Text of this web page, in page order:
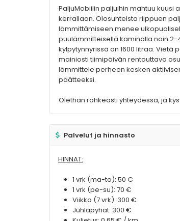
PaljuMobiilin paljuihin mahtuu kuusi
kerrallaan. Olosuhteista riippuen
lämmittämiseen menee
puulämmitteisellä kaminalla noin 2-
kylpytynnyrissä on 1600 litraa. Vietä
mainiosti tiimipäivän rentouttava
lämmittele perheen kesken
päätteeksi.
Olethan rohkeasti yhteydessä, ja
Palvelut ja hinnasto
HINNAT:
1 vrk (ma-to): 50 €
1 vrk (pe-su): 70 €
Viikko (7 vrk): 300 €
Juhlapyhät: 300 €